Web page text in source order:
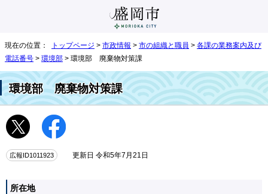
現在の位置： トップページ > 市政情報 > 市の組織と職員 > 各課の業務案内及び
電話番号 > 環境部 > 環境部 廃棄物対策課
環境部 廃棄物対策課
広報ID1011923 更新日 令和5年7月21日
所在地